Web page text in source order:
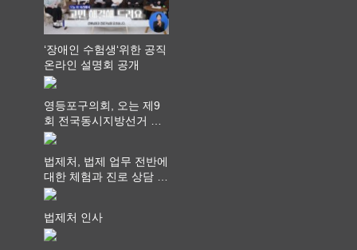
‘장애인 수험생‘위한 공직
온라인 설명회 공개
영등포구의회, 오는 제9
회 전국동시지방선거 ‧
"공직사회는 어느 때보다
를 지켜야 할 것"
법제처, 법제 업무 전반에
대한 체험과 진로 상담 기
회 제공
법제처 인사